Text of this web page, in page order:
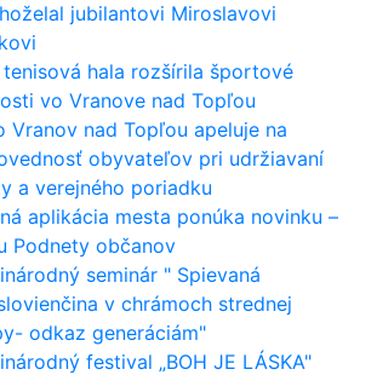
jubilantovi Miroslavovi
tenisová hala rozšírila športové
vo Vranove nad Topľou
Vranov nad Topľou apeluje na
obyvateľov pri udržiavaní
a verejného poriadku
aplikácia mesta ponúka novinku –
Podnety občanov
seminár " Spievaná
v chrámoch strednej
odkaz generáciám"
festival „BOH JE LÁSKA"